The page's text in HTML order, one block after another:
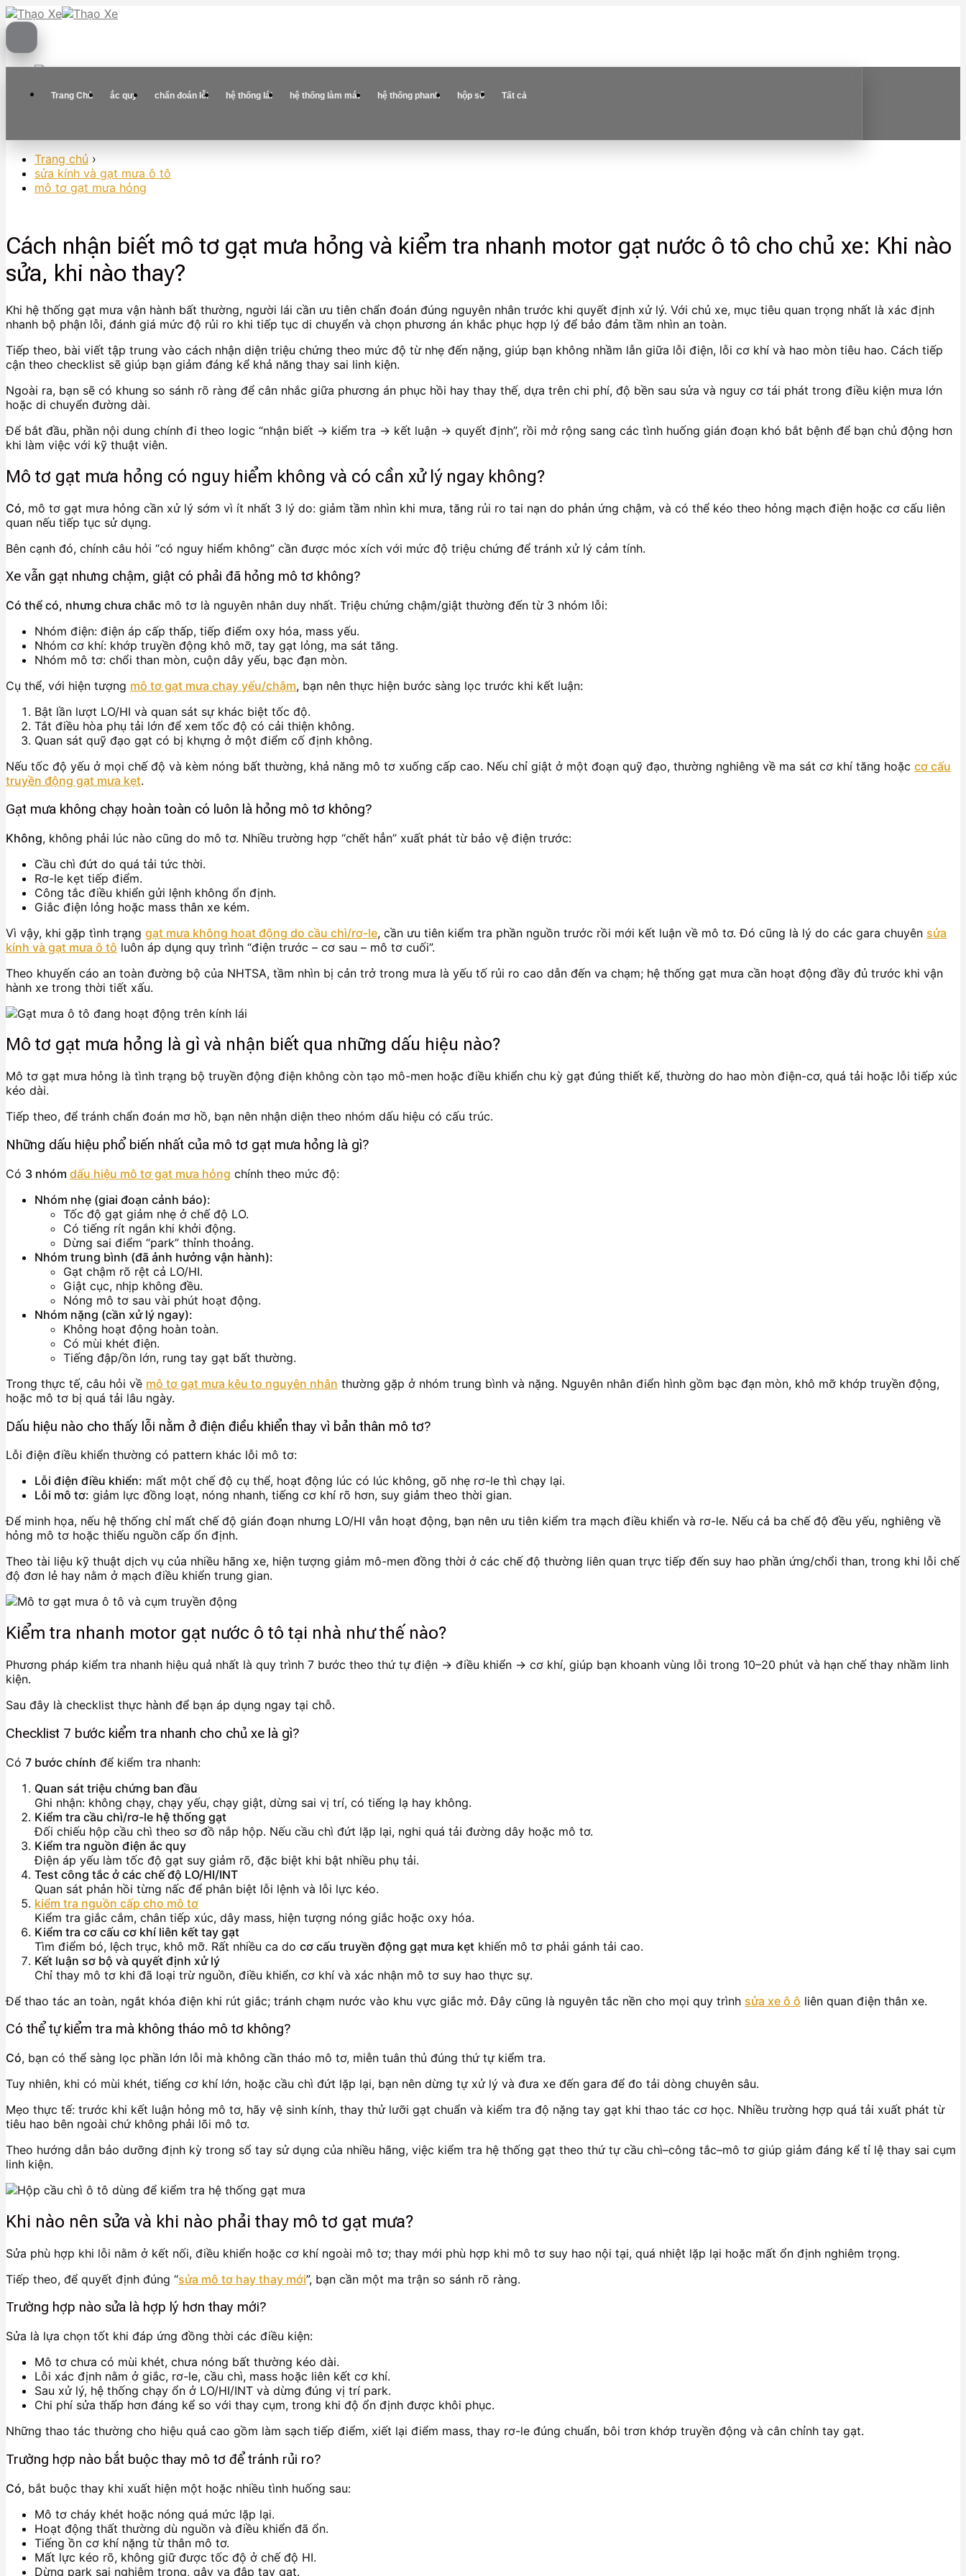
Skip
to
Trang Chủ ắc quy chẩn đoán lỗi hệ thống lái hệ thống làm mát hệ thống phanh hộp số Tất cả
Trang chủ ›
sửa kính và gạt mưa ô tô
mô tơ gạt mưa hỏng
Cách nhận biết mô tơ gạt mưa hỏng và kiểm tra nhanh motor gạt nước ô tô cho chủ xe: Khi nào
sửa, khi nào thay?
Khi hệ thống gạt mưa vận hành bất thường, người lái cần ưu tiên chẩn đoán đúng nguyên nhân trước khi quyết định xử lý. Với chủ xe, mục tiêu quan trọng nhất là xác định
nhanh bộ phận lỗi, đánh giá mức độ rủi ro khi tiếp tục di chuyển và chọn phương án khắc phục hợp lý để bảo đảm tầm nhìn an toàn.
Tiếp theo, bài viết tập trung vào cách nhận diện triệu chứng theo mức độ từ nhẹ đến nặng, giúp bạn không nhầm lẫn giữa lỗi điện, lỗi cơ khí và hao mòn tiêu hao. Cách tiếp
cận theo checklist sẽ giúp bạn giảm đáng kể khả năng thay sai linh kiện.
Ngoài ra, bạn sẽ có khung so sánh rõ ràng để cân nhắc giữa phương án phục hồi hay thay thế, dựa trên chi phí, độ bền sau sửa và nguy cơ tái phát trong điều kiện mưa lớn
hoặc di chuyển đường dài.
Để bắt đầu, phần nội dung chính đi theo logic “nhận biết → kiểm tra → kết luận → quyết định”, rồi mở rộng sang các tình huống gián đoạn khó bắt bệnh để bạn chủ động hơn
khi làm việc với kỹ thuật viên.
Mô tơ gạt mưa hỏng có nguy hiểm không và có cần xử lý ngay không?
Có, mô tơ gạt mưa hỏng cần xử lý sớm vì ít nhất 3 lý do: giảm tầm nhìn khi mưa, tăng rủi ro tai nạn do phản ứng chậm, và có thể kéo theo hỏng mạch điện hoặc cơ cấu liên
quan nếu tiếp tục sử dụng.
Bên cạnh đó, chính câu hỏi “có nguy hiểm không” cần được móc xích với mức độ triệu chứng để tránh xử lý cảm tính.
Xe vẫn gạt nhưng chậm, giật có phải đã hỏng mô tơ không?
Có thể có, nhưng chưa chắc mô tơ là nguyên nhân duy nhất. Triệu chứng chậm/giật thường đến từ 3 nhóm lỗi:
Nhóm điện: điện áp cấp thấp, tiếp điểm oxy hóa, mass yếu.
Nhóm cơ khí: khớp truyền động khô mỡ, tay gạt lỏng, ma sát tăng.
Nhóm mô tơ: chổi than mòn, cuộn dây yếu, bạc đạn mòn.
Cụ thể, với hiện tượng mô tơ gạt mưa chạy yếu/chậm, bạn nên thực hiện bước sàng lọc trước khi kết luận:
Bật lần lượt LO/HI và quan sát sự khác biệt tốc độ.
Tắt điều hòa phụ tải lớn để xem tốc độ có cải thiện không.
Quan sát quỹ đạo gạt có bị khựng ở một điểm cố định không.
Nếu tốc độ yếu ở mọi chế độ và kèm nóng bất thường, khả năng mô tơ xuống cấp cao. Nếu chỉ giật ở một đoạn quỹ đạo, thường nghiêng về ma sát cơ khí tăng hoặc cơ cấu
truyền động gạt mưa kẹt.
Gạt mưa không chạy hoàn toàn có luôn là hỏng mô tơ không?
Không, không phải lúc nào cũng do mô tơ. Nhiều trường hợp “chết hẳn” xuất phát từ bảo vệ điện trước:
Cầu chì đứt do quá tải tức thời.
Rơ-le kẹt tiếp điểm.
Công tắc điều khiển gửi lệnh không ổn định.
Giắc điện lỏng hoặc mass thân xe kém.
Vì vậy, khi gặp tình trạng gạt mưa không hoạt động do cầu chì/rơ-le, cần ưu tiên kiểm tra phần nguồn trước rồi mới kết luận về mô tơ. Đó cũng là lý do các gara chuyên sửa
kính và gạt mưa ô tô luôn áp dụng quy trình “điện trước – cơ sau – mô tơ cuối”.
Theo khuyến cáo an toàn đường bộ của NHTSA, tầm nhìn bị cản trở trong mưa là yếu tố rủi ro cao dẫn đến va chạm; hệ thống gạt mưa cần hoạt động đầy đủ trước khi vận
hành xe trong thời tiết xấu.
Mô tơ gạt mưa hỏng là gì và nhận biết qua những dấu hiệu nào?
Mô tơ gạt mưa hỏng là tình trạng bộ truyền động điện không còn tạo mô-men hoặc điều khiển chu kỳ gạt đúng thiết kế, thường do hao mòn điện-cơ, quá tải hoặc lỗi tiếp xúc
kéo dài.
Tiếp theo, để tránh chẩn đoán mơ hồ, bạn nên nhận diện theo nhóm dấu hiệu có cấu trúc.
Những dấu hiệu phổ biến nhất của mô tơ gạt mưa hỏng là gì?
Có 3 nhóm dấu hiệu mô tơ gạt mưa hỏng chính theo mức độ:
Nhóm nhẹ (giai đoạn cảnh báo):
Tốc độ gạt giảm nhẹ ở chế độ LO.
Có tiếng rít ngắn khi khởi động.
Dừng sai điểm “park” thỉnh thoảng.
Nhóm trung bình (đã ảnh hưởng vận hành):
Gạt chậm rõ rệt cả LO/HI.
Giật cục, nhịp không đều.
Nóng mô tơ sau vài phút hoạt động.
Nhóm nặng (cần xử lý ngay):
Không hoạt động hoàn toàn.
Có mùi khét điện.
Tiếng đập/ồn lớn, rung tay gạt bất thường.
Trong thực tế, câu hỏi về mô tơ gạt mưa kêu to nguyên nhân thường gặp ở nhóm trung bình và nặng. Nguyên nhân điển hình gồm bạc đạn mòn, khô mỡ khớp truyền động,
hoặc mô tơ bị quá tải lâu ngày.
Dấu hiệu nào cho thấy lỗi nằm ở điện điều khiển thay vì bản thân mô tơ?
Lỗi điện điều khiển thường có pattern khác lỗi mô tơ:
Lỗi điện điều khiển: mất một chế độ cụ thể, hoạt động lúc có lúc không, gõ nhẹ rơ-le thì chạy lại.
Lỗi mô tơ: giảm lực đồng loạt, nóng nhanh, tiếng cơ khí rõ hơn, suy giảm theo thời gian.
Để minh họa, nếu hệ thống chỉ mất chế độ gián đoạn nhưng LO/HI vẫn hoạt động, bạn nên ưu tiên kiểm tra mạch điều khiển và rơ-le. Nếu cả ba chế độ đều yếu, nghiêng về
hỏng mô tơ hoặc thiếu nguồn cấp ổn định.
Theo tài liệu kỹ thuật dịch vụ của nhiều hãng xe, hiện tượng giảm mô-men đồng thời ở các chế độ thường liên quan trực tiếp đến suy hao phần ứng/chổi than, trong khi lỗi chế
độ đơn lẻ hay nằm ở mạch điều khiển trung gian.
Kiểm tra nhanh motor gạt nước ô tô tại nhà như thế nào?
Phương pháp kiểm tra nhanh hiệu quả nhất là quy trình 7 bước theo thứ tự điện → điều khiển → cơ khí, giúp bạn khoanh vùng lỗi trong 10–20 phút và hạn chế thay nhầm linh
kiện.
Sau đây là checklist thực hành để bạn áp dụng ngay tại chỗ.
Checklist 7 bước kiểm tra nhanh cho chủ xe là gì?
Có 7 bước chính để kiểm tra nhanh:
Quan sát triệu chứng ban đầu
Ghi nhận: không chạy, chạy yếu, chạy giật, dừng sai vị trí, có tiếng lạ hay không.
Kiểm tra cầu chì/rơ-le hệ thống gạt
Đối chiếu hộp cầu chì theo sơ đồ nắp hộp. Nếu cầu chì đứt lặp lại, nghi quá tải đường dây hoặc mô tơ.
Kiểm tra nguồn điện ắc quy
Điện áp yếu làm tốc độ gạt suy giảm rõ, đặc biệt khi bật nhiều phụ tải.
Test công tắc ở các chế độ LO/HI/INT
Quan sát phản hồi từng nấc để phân biệt lỗi lệnh và lỗi lực kéo.
kiểm tra nguồn cấp cho mô tơ
Kiểm tra giắc cắm, chân tiếp xúc, dây mass, hiện tượng nóng giắc hoặc oxy hóa.
Kiểm tra cơ cấu cơ khí liên kết tay gạt
Tìm điểm bó, lệch trục, khô mỡ. Rất nhiều ca do cơ cấu truyền động gạt mưa kẹt khiến mô tơ phải gánh tải cao.
Kết luận sơ bộ và quyết định xử lý
Chỉ thay mô tơ khi đã loại trừ nguồn, điều khiển, cơ khí và xác nhận mô tơ suy hao thực sự.
Để thao tác an toàn, ngắt khóa điện khi rút giắc; tránh chạm nước vào khu vực giắc mở. Đây cũng là nguyên tắc nền cho mọi quy trình sửa xe ô ô liên quan điện thân xe.
Có thể tự kiểm tra mà không tháo mô tơ không?
Có, bạn có thể sàng lọc phần lớn lỗi mà không cần tháo mô tơ, miễn tuân thủ đúng thứ tự kiểm tra.
Tuy nhiên, khi có mùi khét, tiếng cơ khí lớn, hoặc cầu chì đứt lặp lại, bạn nên dừng tự xử lý và đưa xe đến gara để đo tải dòng chuyên sâu.
Mẹo thực tế: trước khi kết luận hỏng mô tơ, hãy vệ sinh kính, thay thử lưỡi gạt chuẩn và kiểm tra độ nặng tay gạt khi thao tác cơ học. Nhiều trường hợp quá tải xuất phát từ
tiêu hao bên ngoài chứ không phải lõi mô tơ.
Theo hướng dẫn bảo dưỡng định kỳ trong sổ tay sử dụng của nhiều hãng, việc kiểm tra hệ thống gạt theo thứ tự cầu chì–công tắc–mô tơ giúp giảm đáng kể tỉ lệ thay sai cụm
linh kiện.
Khi nào nên sửa và khi nào phải thay mô tơ gạt mưa?
Sửa phù hợp khi lỗi nằm ở kết nối, điều khiển hoặc cơ khí ngoài mô tơ; thay mới phù hợp khi mô tơ suy hao nội tại, quá nhiệt lặp lại hoặc mất ổn định nghiêm trọng.
Tiếp theo, để quyết định đúng “sửa mô tơ hay thay mới”, bạn cần một ma trận so sánh rõ ràng.
Trường hợp nào sửa là hợp lý hơn thay mới?
Sửa là lựa chọn tốt khi đáp ứng đồng thời các điều kiện:
Mô tơ chưa có mùi khét, chưa nóng bất thường kéo dài.
Lỗi xác định nằm ở giắc, rơ-le, cầu chì, mass hoặc liên kết cơ khí.
Sau xử lý, hệ thống chạy ổn ở LO/HI/INT và dừng đúng vị trí park.
Chi phí sửa thấp hơn đáng kể so với thay cụm, trong khi độ ổn định được khôi phục.
Những thao tác thường cho hiệu quả cao gồm làm sạch tiếp điểm, xiết lại điểm mass, thay rơ-le đúng chuẩn, bôi trơn khớp truyền động và cân chỉnh tay gạt.
Trường hợp nào bắt buộc thay mô tơ để tránh rủi ro?
Có, bắt buộc thay khi xuất hiện một hoặc nhiều tình huống sau:
Mô tơ cháy khét hoặc nóng quá mức lặp lại.
Hoạt động thất thường dù nguồn và điều khiển đã ổn.
Tiếng ồn cơ khí nặng từ thân mô tơ.
Mất lực kéo rõ, không giữ được tốc độ ở chế độ HI.
Dừng park sai nghiêm trọng, gây va đập tay gạt.